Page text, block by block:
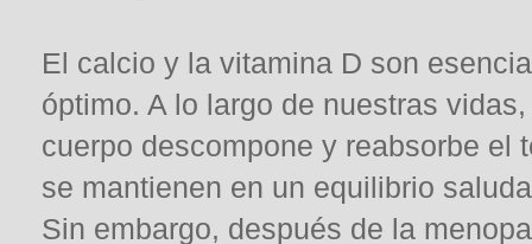
El calcio y la vitamina D son
óptimo. A lo largo de nuestras
cuerpo descompone y reabsorbe el
se mantienen en un equilibrio
Sin embargo, después de la